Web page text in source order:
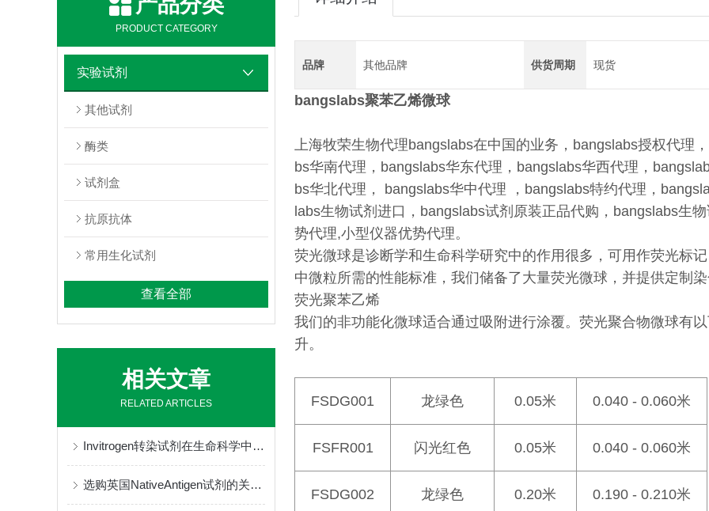
PRODUCT CATEGORY
实验试剂
其他试剂
酶类
试剂盒
抗原抗体
常用生化试剂
查看全部
相关文章
RELATED ARTICLES
Invitrogen转染试剂在生命科学中的多重应用
选购英国NativeAntigen试剂的关键要点
品牌 其他品牌 供货周期 现货
bangslabs聚苯乙烯微球
上海牧荣生物代理bangslabs在中国的业务，bangslabs授权代理
bs华南代理，bangslabs华东代理，bangslabs华西代理，
bs华北代理， bangslabs华中代理 ，bangslabs特约代理，
labs生物试剂进口，bangslabs试剂原装正品代购，bangslabs生
势代理,小型仪器优势代理。
荧光微球是诊断学和生命科学研究中的作用很多，可用作荧光标
中微粒所需的性能标准，我们储备了大量荧光微球，并提供定制
荧光聚苯乙烯
我们的非功能化微球适合通过吸附进行涂覆。荧光聚合物微球有
升。
FSDG001 龙绿色 0.05米 0.040 - 0.060米
FSFR001 闪光红色 0.05米 0.040 - 0.060米
FSDG002 龙绿色 0.20米 0.190 - 0.210米